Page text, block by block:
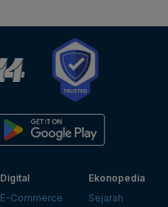
Digital
E-Commerce
Ekonopedia
Sejarah